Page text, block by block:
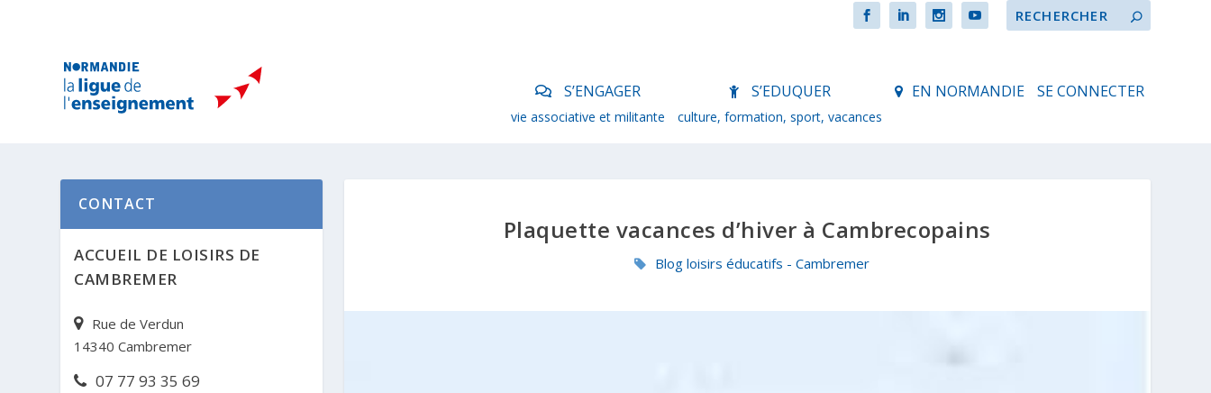
S’ENGAGER
vie associative et militante
S’EDUQUER
culture, formation, sport, vacances
EN NORMANDIE SE CONNECTER
Plaquette vacances d’hiver à Cambrecopains
Blog loisirs éducatifs - Cambremer
CONTACT
ACCUEIL DE LOISIRS DE
CAMBREMER
Rue de Verdun
14340 Cambremer
07 77 93 35 69